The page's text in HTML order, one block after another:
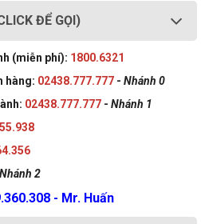
ĐỂ GỌI)
(miễn phí): 1800.6321
hàng: 02438.777.777 - Nhánh 0
02438.777.777 - Nhánh 1
Nhánh 2
- Mr. Huấn